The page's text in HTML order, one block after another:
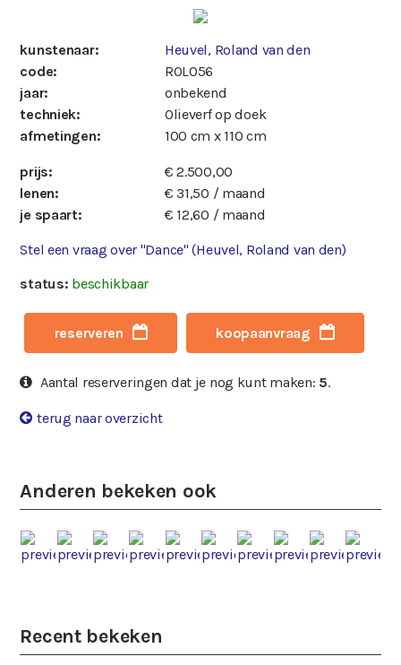
kunstenaar:
Heuvel, Roland van den
code:
ROL056
jaar:
onbekend
techniek:
Olieverf op doek
afmetingen:
100 cm x 110 cm
prijs:
€ 2.500,00
lenen:
€ 31,50 / maand
je spaart:
€ 12,60 / maand
Stel een vraag over "Dance" (Heuvel, Roland van den)
status: beschikbaar
reserveren koopaanvraag
Aantal reserveringen dat je nog kunt maken: 5.
terug naar overzicht
Anderen bekeken ook
Recent bekeken